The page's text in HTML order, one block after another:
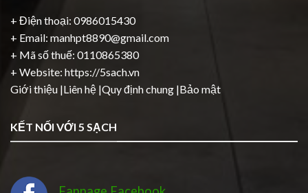
+ Điện thoại: 0986015430
+ Email: manhpt8890@gmail.com
+ Mã số thuế: 0110865380
+ Website: https://5sach.vn
Giới thiệu |Liên hệ |Quy định chung |Bảo mật
KẾT NỐI VỚI 5 SẠCH